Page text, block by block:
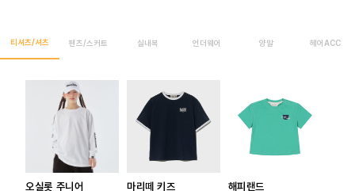
티셔츠/셔츠 팬츠/스커트 실내복 언더웨어 양말 헤어ACC
오실롯 주니어 마리떼 키즈 해피랜드